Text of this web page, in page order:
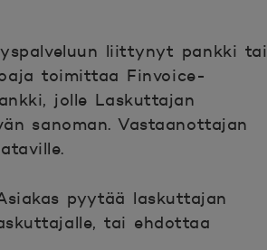
liittynyt pankki tai
toimittaa Finvoice-
jolle Laskuttajan
sanoman. Vastaanottajan
pyytää laskuttajan
tai ehdottaa